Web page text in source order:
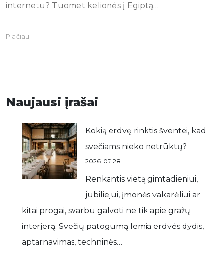
internetu? Tuomet kelionės į Egiptą…
Plačiau
Naujausi įrašai
Kokią erdvę rinktis šventei, kad
svečiams nieko netrūktų?
2026-07-28
Renkantis vietą gimtadieniui,
jubiliejui, įmonės vakarėliui ar
kitai progai, svarbu galvoti ne tik apie gražų
interjerą. Svečių patogumą lemia erdvės dydis,
aptarnavimas, techninės…